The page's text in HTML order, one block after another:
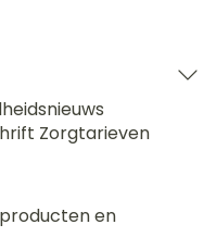
Zorgtarieven
en